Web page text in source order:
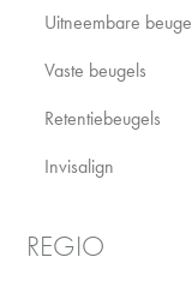
Uitneembare
Vaste beugels
Retentiebeugels
Invisalign
REGIO